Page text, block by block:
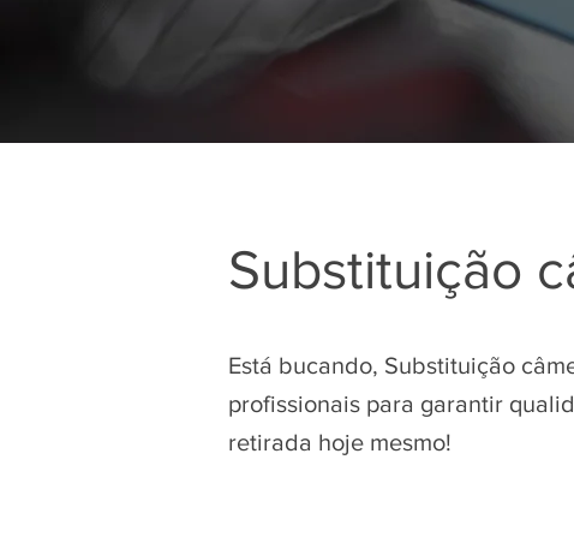
Substituição
Está bucando, Substituição
profissionais para garantir
retirada hoje mesmo!